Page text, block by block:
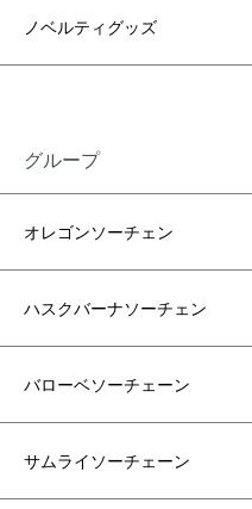
ノベルティグッズ
グループ
オレゴンソーチェン
ハスクバーナソーチェン
バローベソーチェーン
サムライソーチェーン